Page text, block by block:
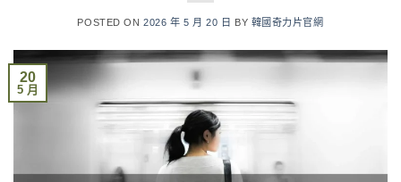
POSTED ON2026 年 5 月 20 日 BY 韓國奇力片官網
20
5 月